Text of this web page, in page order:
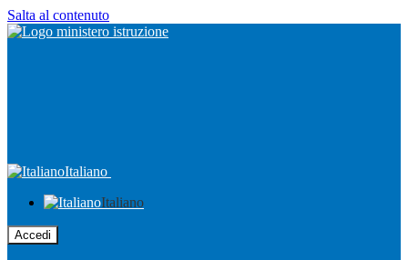
Salta al contenuto
Italiano
Italiano
Accedi